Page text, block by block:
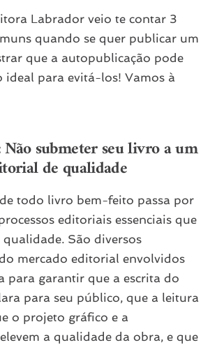
Labrador veio te contar 3
quando se quer publicar um
que a autopublicação pode
ideal para evitá-los! Vamos à
submeter seu livro a um
de qualidade
todo livro bem-feito passa por
editoriais essenciais que
qualidade. São diversos
mercado editorial envolvidos
para garantir que a escrita do
para seu público, que a leitura
o projeto gráfico e a
a qualidade da obra, e que